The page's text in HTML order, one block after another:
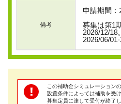
備考
申請期間：
募集は第1
2026/12/18
2026/06/01-
この補助金シミュレーション
設置条件によっては補助を受
募集定員に達して受付が終了